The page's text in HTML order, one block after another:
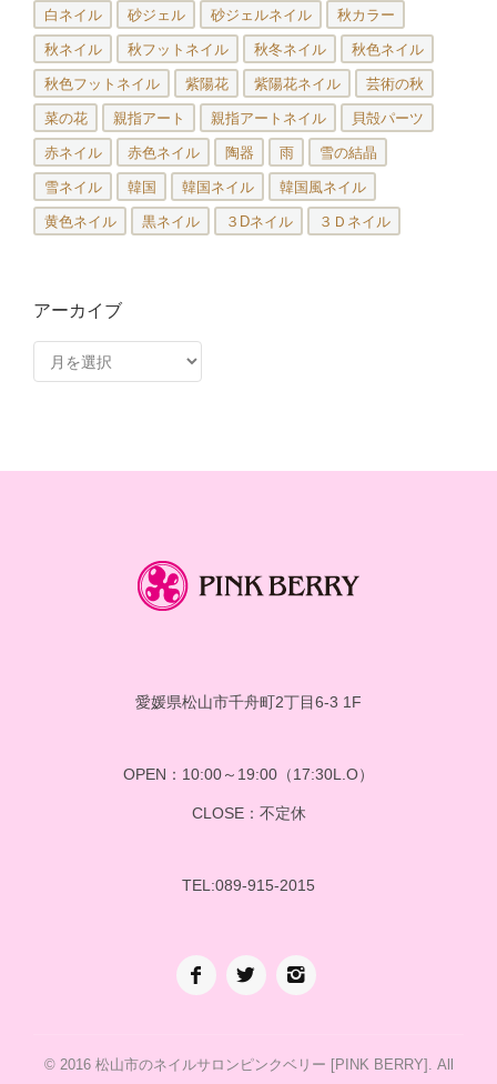
白ネイル 砂ジェル 砂ジェルネイル 秋カラー
秋ネイル 秋フットネイル 秋冬ネイル 秋色ネイル
秋色フットネイル 紫陽花 紫陽花ネイル 芸術の秋
菜の花 親指アート 親指アートネイル 貝殻パーツ
赤ネイル 赤色ネイル 陶器 雨 雪の結晶
雪ネイル 韓国 韓国ネイル 韓国風ネイル
黄色ネイル 黒ネイル ３Dネイル ３Ｄネイル
アーカイブ
ー
愛媛県松山市千舟町2丁目6-3 1F
OPEN：10:00～19:00（17:30L.O）
CLOSE：不定休
TEL:089-915-2015
© 2016 松山市のネイルサロンピンクベリー [PINK BERRY] . All